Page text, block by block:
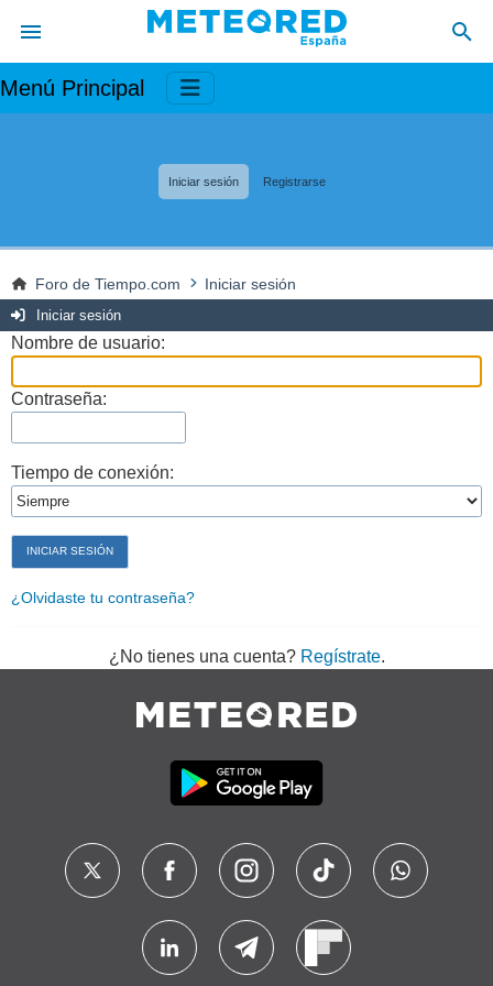
Menú Principal
Iniciar sesión Registrarse
Foro de Tiempo.com Iniciar sesión
Iniciar sesión
Nombre de usuario:
Contraseña:
Tiempo de conexión:
¿Olvidaste tu contraseña?
¿No tienes una cuenta? Regístrate.